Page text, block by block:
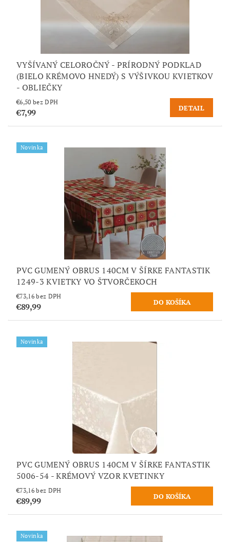
VYŠÍVANÝ CELOROČNÝ - PRÍRODNÝ PODKLAD
(BIELO KRÉMOVO HNEDÝ) S VÝŠIVKOU KVIETKOV
- OBLIEČKY
€6,50 bez DPH
€7,99 DETAIL
Novinka
PVC GUMENÝ OBRUS 140CM V ŠÍRKE FANTASTIK
1249-3 KVIETKY VO ŠTVORČEKOCH
€73,16 bez DPH
€89,99
Novinka
PVC GUMENÝ OBRUS 140CM V ŠÍRKE FANTASTIK
5006-54 - KRÉMOVÝ VZOR KVETINKY
€73,16 bez DPH
€89,99
Novinka